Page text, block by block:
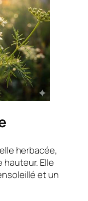
herbacée,
Elle
et un